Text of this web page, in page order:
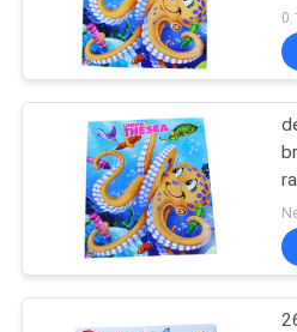
FABRIEKSREIS
CONTACTEER
ONS
De Druk
kinderen